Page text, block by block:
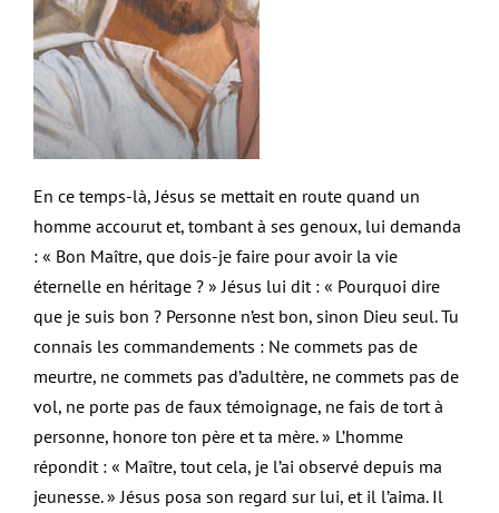
En ce temps-là, Jésus se mettait en route quand un
homme accourut et, tombant à ses genoux, lui demanda
: « Bon Maître, que dois-je faire pour avoir la vie
éternelle en héritage ? » Jésus lui dit : « Pourquoi dire
que je suis bon ? Personne n’est bon, sinon Dieu seul. Tu
connais les commandements : Ne commets pas de
meurtre, ne commets pas d’adultère, ne commets pas de
vol, ne porte pas de faux témoignage, ne fais de tort à
personne, honore ton père et ta mère. » L’homme
répondit : « Maître, tout cela, je l’ai observé depuis ma
jeunesse. » Jésus posa son regard sur lui, et il l’aima. Il